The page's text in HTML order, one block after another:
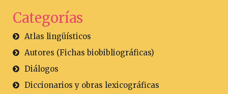
Categorías
Atlas lingüísticos
Autores (Fichas biobibliográficas)
Diálogos
Diccionarios y obras lexicográficas